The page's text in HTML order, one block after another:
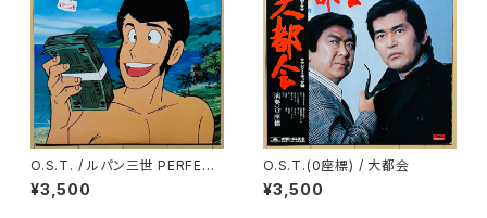
O.S.T. / ルパン三世 PERFECT
COLLECTION
¥3,500
O.S.T.(0座標) / 大都会
¥3,500